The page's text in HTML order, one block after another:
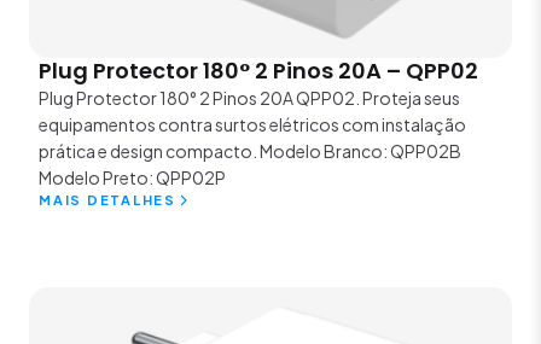
Plug Protector 180° 2 Pinos 20A – QPP02
Plug Protector 180° 2 Pinos 20A QPP02. Proteja seus
equipamentos contra surtos elétricos com instalação
prática e design compacto. Modelo Branco: QPP02B
Modelo Preto: QPP02P
MAIS DETALHES